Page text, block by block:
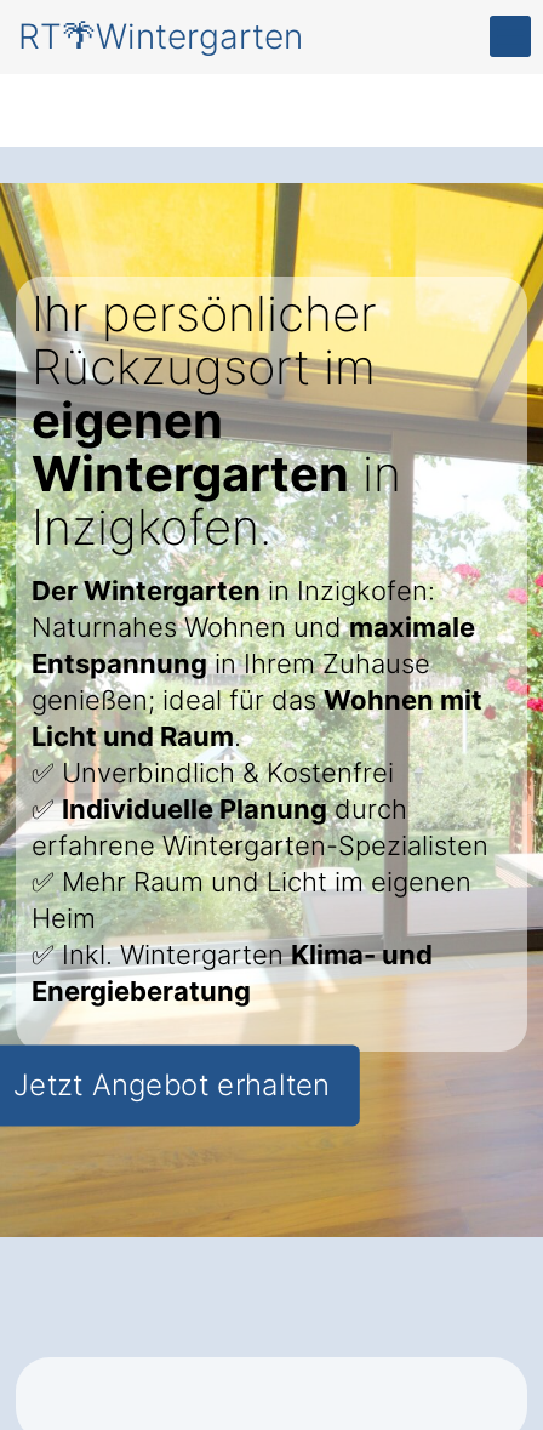
RT🌴Wintergarten
Ihr persönlicher
Rückzugsort im
eigenen
Wintergartenin
Inzigkofen.
Der Wintergartenin Inzigkofen:
Naturnahes Wohnen undmaximale
Entspannungin Ihrem Zuhause
genießen; ideal für dasWohnen mit
Licht und Raum.
✅ Unverbindlich & Kostenfrei
✅Individuelle Planungdurch
erfahrene Wintergarten-Spezialisten
✅ Mehr Raum und Licht im eigenen
Heim
✅ Inkl. WintergartenKlima- und
Energieberatung
Jetzt Angebot erhalten